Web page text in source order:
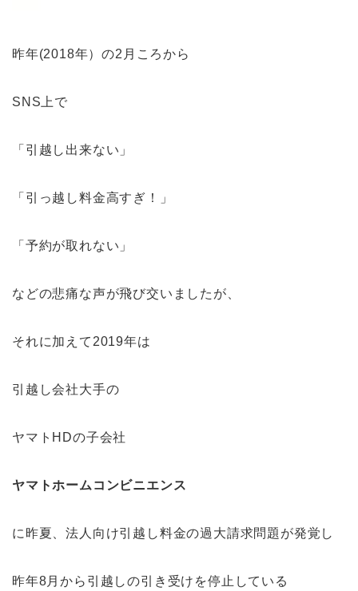
昨年(2018年）の2月ころから
SNS上で
「引越し出来ない」
「引っ越し料金高すぎ！」
「予約が取れない」
などの悲痛な声が飛び交いましたが、
それに加えて2019年は
引越し会社大手の
ヤマトHDの子会社
ヤマトホームコンビニエンス
に昨夏、法人向け引越し料金の過大請求問題が発覚し
昨年8月から引越しの引き受けを停止している